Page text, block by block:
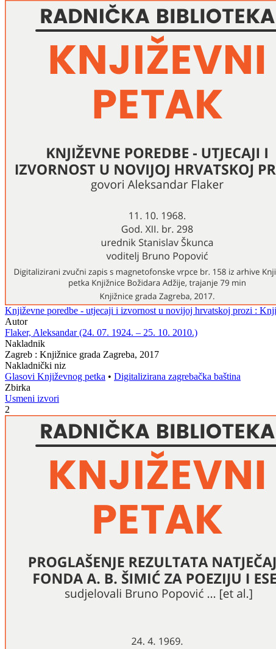
Književne poredbe - utjecaji i izvornost u novijoj hrvatskoj prozi :
Autor
Flaker, Aleksandar (24. 07. 1924. – 25. 10. 2010.)
Nakladnik
Zagreb : Knjižnice grada Zagreba, 2017
Nakladnički niz
Glasovi Književnog petka • Digitalizirana zagrebačka baština
Zbirka
Usmeni izvori
2